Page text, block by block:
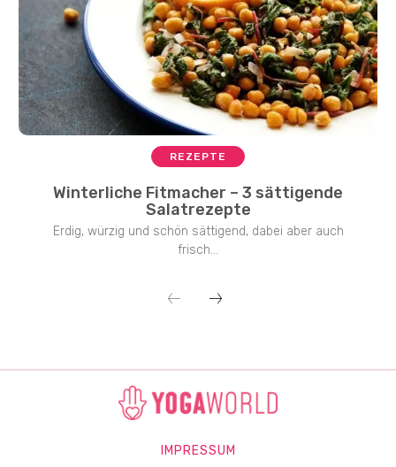
REZEPTE
Winterliche Fitmacher – 3 sättigende
Salatrezepte
Erdig, würzig und schön sättigend, dabei aber auch
frisch...
IMPRESSUM